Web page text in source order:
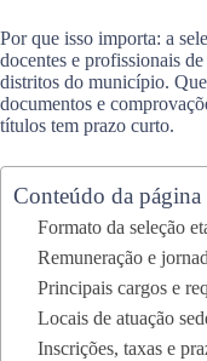
Por que isso importa: a
docentes e profissionais
distritos do município.
documentos e
títulos tem prazo curto.
Conteúdo da página
Formato da seleção
Remuneração e
Principais cargos e
Locais de atuação
Inscrições, taxas e